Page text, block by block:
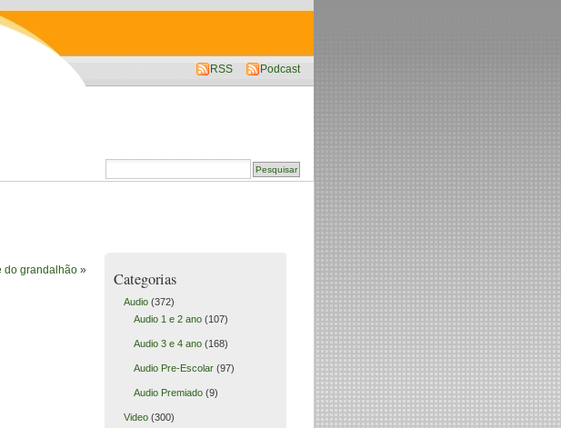
RSS Podcast
do grandalhão » Categorias
Audio(372)
Audio 1 e 2 ano(107)
Audio 3 e 4 ano(168)
Audio Pre-Escolar(97)
Audio Premiado(9)
Video(300)